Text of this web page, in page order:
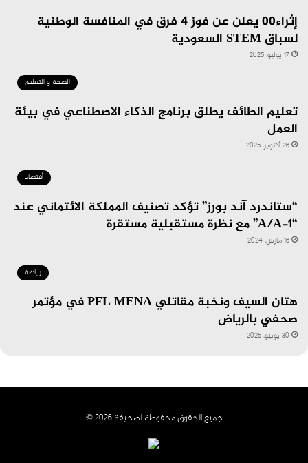
إثراء٠٠ يعلن عن فوز 4 فرق في المنافسة الوطنية
لسباق STEM السعودية
17 يوليو، 2025
الصحة و التعليم
تعليم الطائف يطلق برنامج الذكاء الاصطناعي في بيئة
العمل
26 أكتوبر، 2025
أقتصاد
“ستاندرد آند بورز” تؤكد تصنيف المملكة الائتماني عند
“A/A-1” مع نظرة مستقبلية مستقرة
16 مارس، 2024
رياضة
هتان السيف ونخبة مقاتلي PFL MENA في مؤتمر
صحفي بالرياض
30 يونيو، 2025
جميع الحقوق محفوظة لصحيفة 2026 ©